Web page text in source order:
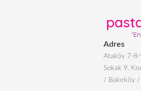
Adres
Ataköy 7-8-
Sokak 9.
/ Bakırköy /